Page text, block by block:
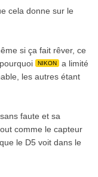
cela donne sur le
si ça fait rêver, ce
NIKON a limité
les autres étant
faute et sa
comme le capteur
le D5 voit dans le